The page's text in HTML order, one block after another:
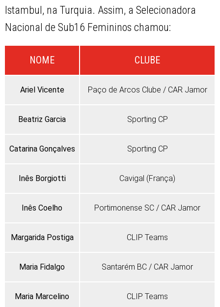
Istambul, na Turquia. Assim, a Selecionadora
Nacional de Sub16 Femininos chamou:
NOME CLUBE
Ariel Vicente Paço de Arcos Clube / CAR Jamor
Beatriz Garcia Sporting CP
Catarina Gonçalves Sporting CP
Inês Borgiotti Cavigal (França)
Inês Coelho Portimonense SC / CAR Jamor
Margarida Postiga CLIP Teams
Maria Fidalgo Santarém BC / CAR Jamor
Maria Marcelino CLIP Teams